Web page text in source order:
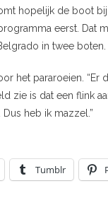
hopelijk de boot
eerst. Dat
in twee
het pararoeien.
zie is dat een flink
heb ik mazzel.”
Tumblr